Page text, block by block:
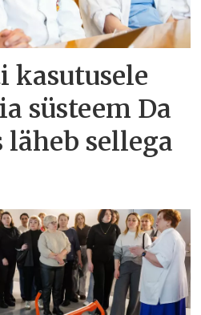
kasutusele
süsteem Da
läheb sellega